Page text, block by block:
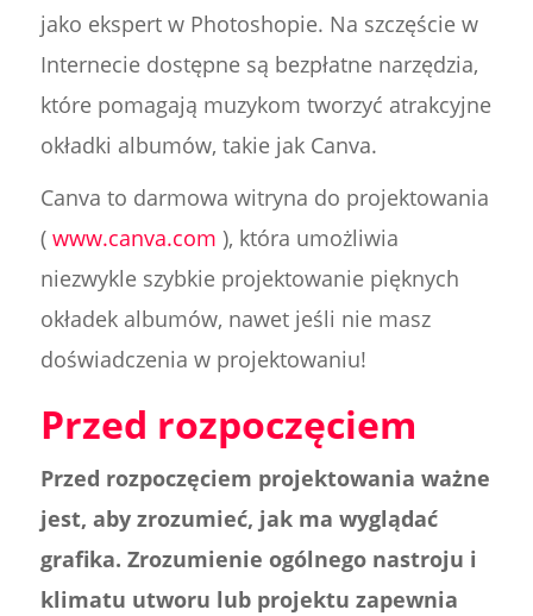
jako ekspert w Photoshopie. Na szczęście w
Internecie dostępne są bezpłatne narzędzia,
które pomagają muzykom tworzyć atrakcyjne
okładki albumów, takie jak Canva.
Canva to darmowa witryna do projektowania
( www.canva.com ), która umożliwia
niezwykle szybkie projektowanie pięknych
okładek albumów, nawet jeśli nie masz
doświadczenia w projektowaniu!
Przed rozpoczęciem
Przed rozpoczęciem projektowania ważne
jest, aby zrozumieć, jak ma wyglądać
grafika. Zrozumienie ogólnego nastroju i
klimatu utworu lub projektu zapewnia